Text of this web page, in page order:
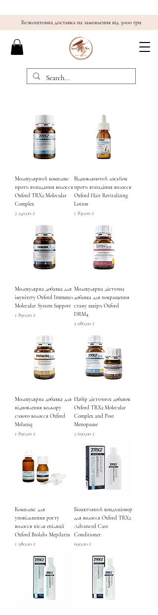
Безкоштовна доставка на замовлення від 3000 грн
Молекулярний комплекс
проти випадання волосся
Oxford TRX2 Molecular
Complex
Ціна
2 240,00 ₴
Відновлюючий лосьйон
проти випадіння волосся
Oxford Hair Revitalizing
Lotion
Ціна
1 830,00 ₴
Молекулярна добавка для
імунітету Oxford Immune+
Molecular System Support
Ціна
1 890,00 ₴
Молекулярна дієтична
добавка для покращення
стану шкіри Oxford
DRM4
Ціна
2 080,00 ₴
Молекулярна добавка для
відновлення кольору
сивого волосся Oxford
Melaniq
Ціна
1 890,00 ₴
Набір дієтичних добавок
Oxford TRX2 Molecular
Complex and Post
Menopause
Ціна
2 690,00 ₴
Комплекс для
уповільнення росту
волосся після епіляції
Oxford Biolabs Mepilarin
Ціна
1 980,00 ₴
Біоактивний кондиціонер
для волосся Oxford TRX2
Advanced Care
Conditioner
Ціна
690,00 ₴